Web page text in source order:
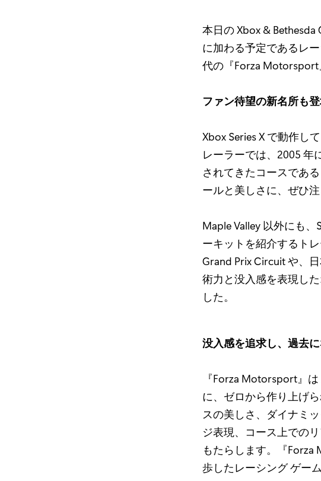
本日の Xbox & Bethesda
に加わる予定であるレ
代の『Forza Motorsport
ファン待望の新名所も
Xbox Series X で動作し
レーラーでは、2005 年
されてきたコースであ
ールと美しさに、ぜひ注
Maple Valley 以外にも、
ーキットを紹介するト
Grand Prix Circuit や、
術力と没入感を表現し
した。
没入感を追求し、過去
『Forza Motorsport』
に、ゼロから作り上げ
スの美しさ、ダイナミ
ジ表現、コース上での
もたらします。『
歩したレーシング ゲーム